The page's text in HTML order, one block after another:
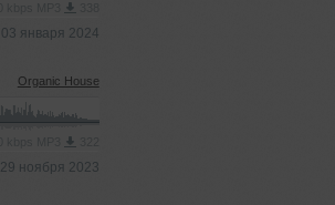
03 января 2024
Organic House
29 ноября 2023